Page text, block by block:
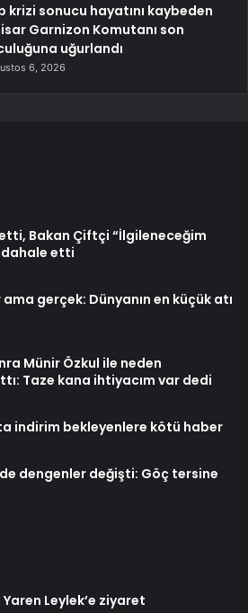
krizi sonucu hayatını kaybeden
Garnizon Komutanı son
uğurlandı
6, 2026
Bakan Çiftçi “İlgileneceğim
etti
gerçek: Dünyanın en küçük atı
Münir Özkul ile neden
Taze kana ihtiyacım var dedi
indirim bekleyenlere kötü haber
dengenler değişti: Göç tersine
Leylek’e ziyaret